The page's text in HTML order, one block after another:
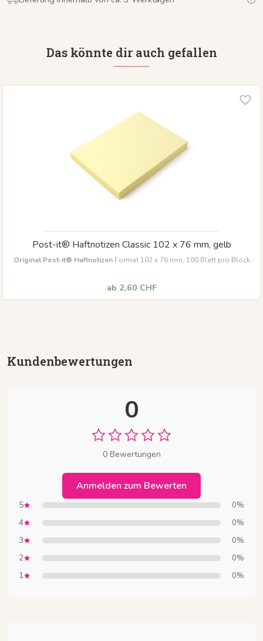
Das könnte dir auch gefallen
Post-it® Haftnotizen Classic 102 x 76 mm, gelb
Original Post-it® HaftnotizenFormat 102 x 76 mm, 100 Blatt pro Block
ab 2,60 CHF
Kundenbewertungen
0
0 Bewertungen
Anmelden zum Bewerten
5 0%
4 0%
3 0%
2 0%
1 0%